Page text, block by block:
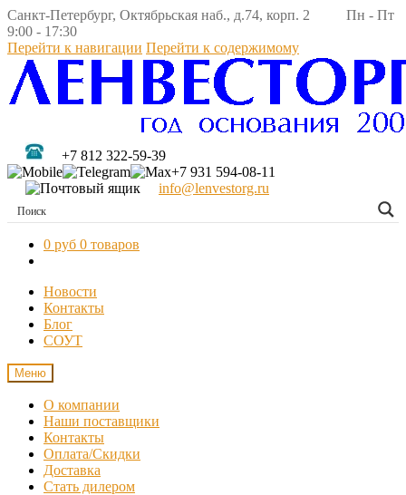
Санкт-Петербург, Октябрьская наб., д.74, корп. 2 Пн - Пт
9:00 - 17:30
Перейти к навигации Перейти к содержимому
+7 812 322-59-39
+7 931 594-08-11
info@lenvestorg.ru
0 руб 0 товаров
Новости
Контакты
Блог
СОУТ
Меню
О компании
Наши поставщики
Контакты
Оплата/Скидки
Доставка
Стать дилером